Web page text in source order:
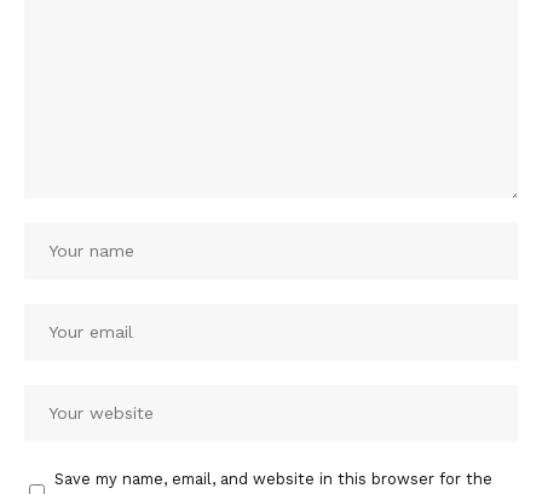
Save my name, email, and website in this browser for the